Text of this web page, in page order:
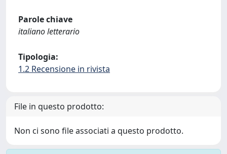
Parole chiave
italiano letterario
Tipologia:
1.2 Recensione in rivista
File in questo prodotto:
Non ci sono file associati a questo prodotto.